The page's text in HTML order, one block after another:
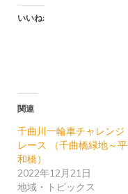
いいね:
関連
千曲川一輪車チャレンジ
レース （千曲橋緑地～平
和橋）
2022年12月21日
地域・トピックス